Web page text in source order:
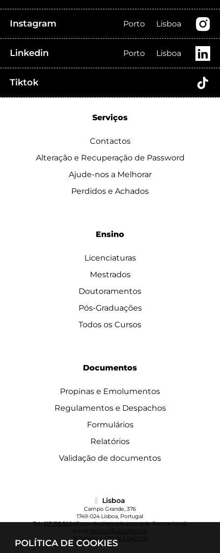
POLÍTICA DE COOKIES
Instagram Porto Lisboa
Linkedin Porto Lisboa
Tiktok
Serviços
Contactos
Alteração e Recuperação de Password
Ajude-nos a Melhorar
Perdidos e Achados
Ensino
Licenciaturas
Mestrados
Doutoramentos
Pós-Graduações
Todos os Cursos
Documentos
Propinas e Emolumentos
Regulamentos e Despachos
Formulários
Relatórios
Validação de documentos
Lisboa
Campo Grande, 376
1749-024 Lisboa, Portugal
Tel.:217 515 500(Custo da chamada para rede fixa nacional)
info.cul@ulusofona.pt
WhatsApp:+351 963 640 100